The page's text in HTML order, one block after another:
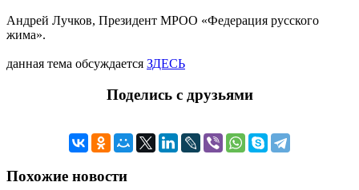
Андрей Лучков, Президент МРОО «Федерация русского
жима».
данная тема обсуждается ЗДЕСЬ
Поделись с друзьями
Похожие новости